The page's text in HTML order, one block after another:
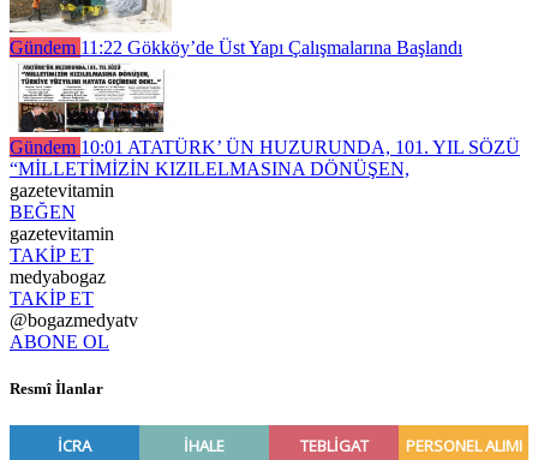
Gündem 11:22 Gökköy’de Üst Yapı Çalışmalarına Başlandı
Gündem 10:01 ATATÜRK’ ÜN HUZURUNDA, 101. YIL SÖZÜ
“MİLLETİMİZİN KIZILELMASINA DÖNÜŞEN,
gazetevitamin
BEĞEN
gazetevitamin
TAKİP ET
medyabogaz
TAKİP ET
@bogazmedyatv
ABONE OL
Resmî İlanlar